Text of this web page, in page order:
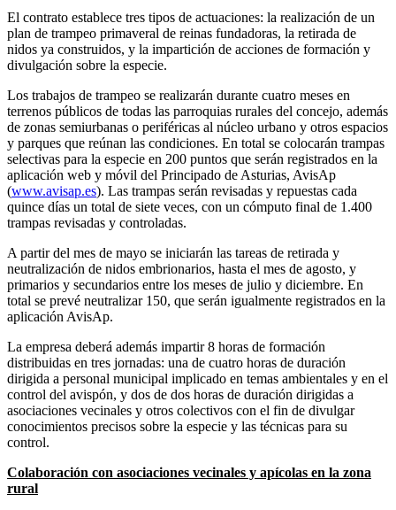
El contrato establece tres tipos de actuaciones: la realización de un
plan de trampeo primaveral de reinas fundadoras, la retirada de
nidos ya construidos, y la impartición de acciones de formación y
divulgación sobre la especie.
Los trabajos de trampeo se realizarán durante cuatro meses en
terrenos públicos de todas las parroquias rurales del concejo, además
de zonas semiurbanas o periféricas al núcleo urbano y otros espacios
y parques que reúnan las condiciones. En total se colocarán trampas
selectivas para la especie en 200 puntos que serán registrados en la
aplicación web y móvil del Principado de Asturias, AvisAp
(www.avisap.es). Las trampas serán revisadas y repuestas cada
quince días un total de siete veces, con un cómputo final de 1.400
trampas revisadas y controladas.
A partir del mes de mayo se iniciarán las tareas de retirada y
neutralización de nidos embrionarios, hasta el mes de agosto, y
primarios y secundarios entre los meses de julio y diciembre. En
total se prevé neutralizar 150, que serán igualmente registrados en la
aplicación AvisAp.
La empresa deberá además impartir 8 horas de formación
distribuidas en tres jornadas: una de cuatro horas de duración
dirigida a personal municipal implicado en temas ambientales y en el
control del avispón, y dos de dos horas de duración dirigidas a
asociaciones vecinales y otros colectivos con el fin de divulgar
conocimientos precisos sobre la especie y las técnicas para su
control.
Colaboración con asociaciones vecinales y apícolas en la zona
rural